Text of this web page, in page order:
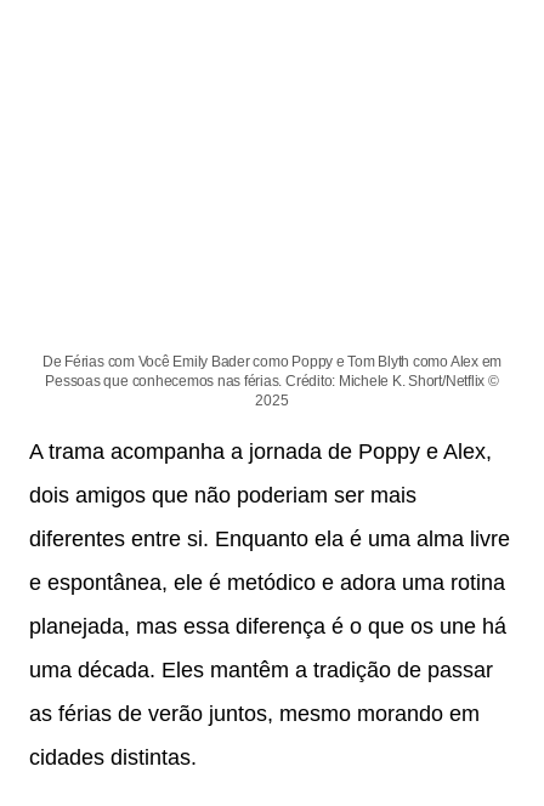
De Férias com Você Emily Bader como Poppy e Tom Blyth como Alex em
Pessoas que conhecemos nas férias. Crédito: Michele K. Short/Netflix ©
2025
A trama acompanha a jornada de Poppy e Alex,
dois amigos que não poderiam ser mais
diferentes entre si. Enquanto ela é uma alma livre
e espontânea, ele é metódico e adora uma rotina
planejada, mas essa diferença é o que os une há
uma década. Eles mantêm a tradição de passar
as férias de verão juntos, mesmo morando em
cidades distintas.